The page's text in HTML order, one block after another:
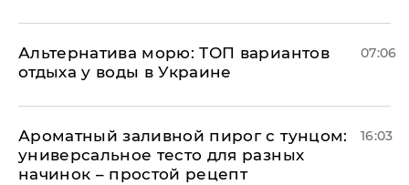
Альтернатива морю: ТОП вариантов
отдыха у воды в Украине
07:06
Ароматный заливной пирог с тунцом:
универсальное тесто для разных
начинок – простой рецепт
16:03